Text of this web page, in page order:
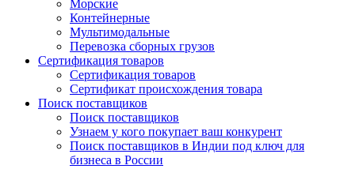
Морские
Контейнерные
Мультимодальные
Перевозка сборных грузов
Сертификация товаров
Сертификация товаров
Сертификат происхождения товара
Поиск поставщиков
Поиск поставщиков
Узнаем у кого покупает ваш конкурент
Поиск поставщиков в Индии под ключ для
бизнеса в России